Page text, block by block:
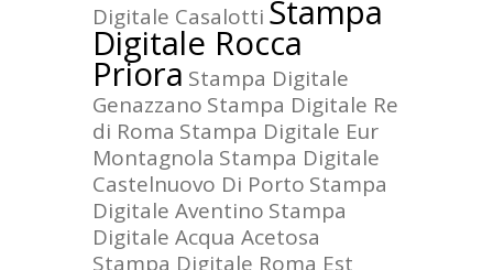
Digitale Casalotti Stampa
Digitale Rocca
Priora Stampa Digitale
Genazzano Stampa Digitale Re
di Roma Stampa Digitale Eur
Montagnola Stampa Digitale
Castelnuovo Di Porto Stampa
Digitale Aventino Stampa
Digitale Acqua Acetosa
Stampa Digitale Roma Est